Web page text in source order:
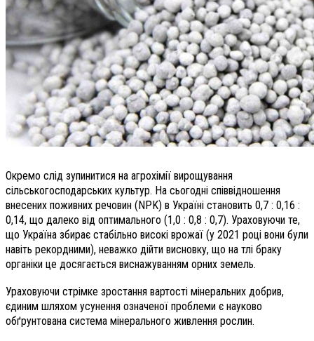
Окремо слід зупинитися на агрохімії вирощування
сільськогосподарських культур. На сьогодні співвідношення
внесених поживних речовин (NPK) в Україні становить 0,7 : 0,16 :
0,14, що далеко від оптимального (1,0 : 0,8 : 0,7). Ураховуючи те,
що Україна збирає стабільно високі врожаї (у 2021 році вони були
навіть рекордними), неважко дійти висновку, що на тлі браку
органіки це досягається виснажуванням орних земель.
Ураховуючи стрімке зростання вартості мінеральних добрив,
єдиним шляхом усунення означеної проблеми є науково
обґрунтована система мінерального живлення рослин.